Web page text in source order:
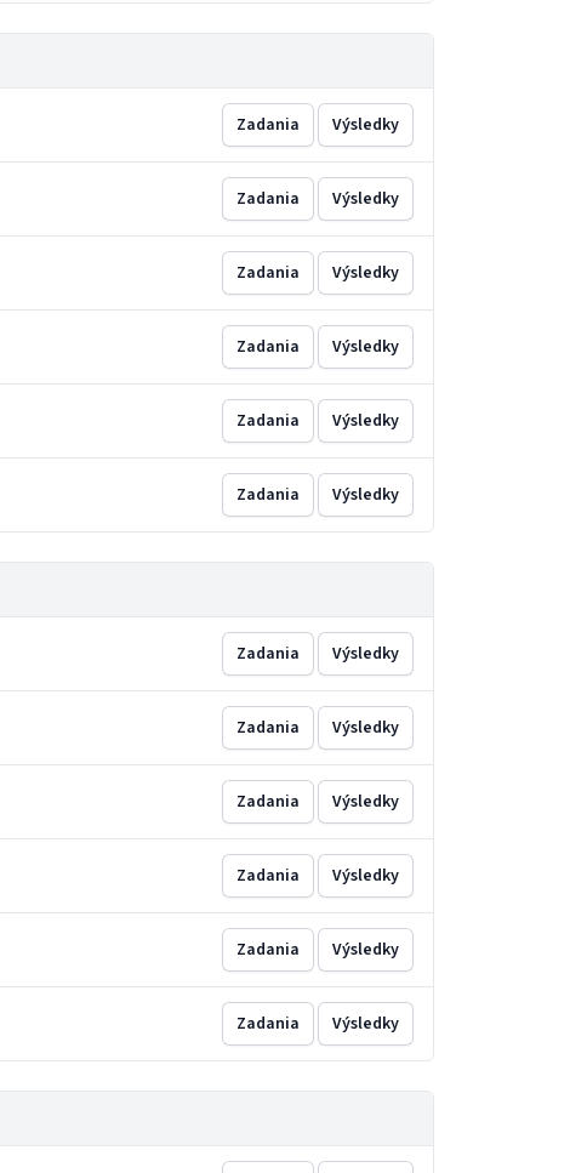
Zadania Výsledky
Zadania Výsledky
Zadania Výsledky
Zadania Výsledky
Zadania Výsledky
Zadania Výsledky
Zadania Výsledky
Zadania Výsledky
Zadania Výsledky
Zadania Výsledky
Zadania Výsledky
Zadania Výsledky